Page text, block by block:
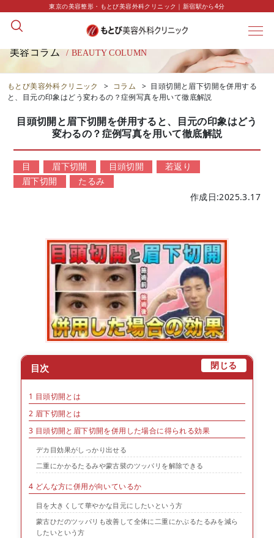
東京の美容整形・もとび美容外科クリニック｜新宿駅から4分
美容コラム / BEAUTY COLUMN
もとび美容外科クリニック > コラム > 目頭切開と眉下切開を併用する
と、目元の印象はどう変わるの？症例写真を用いて徹底解説
目頭切開と眉下切開を併用すると、目元の印象はどう
変わるの？症例写真を用いて徹底解説
目 眉下切開 目頭切開
若返り
眉下切開
たるみ
作成日:2025.3.17
目次 閉じる
1 目頭切開とは
2 眉下切開とは
3 目頭切開と眉下切開を併用した場合に得られる効果
デカ目効果がしっかり出せる
二重にかかるたるみや蒙古襞のツッパリを解除できる
4 どんな方に併用が向いているか
目を大きくして華やかな目元にしたいという方
蒙古ひだのツッパリも改善して全体に二重にかぶるたるみを減ら
したいという方